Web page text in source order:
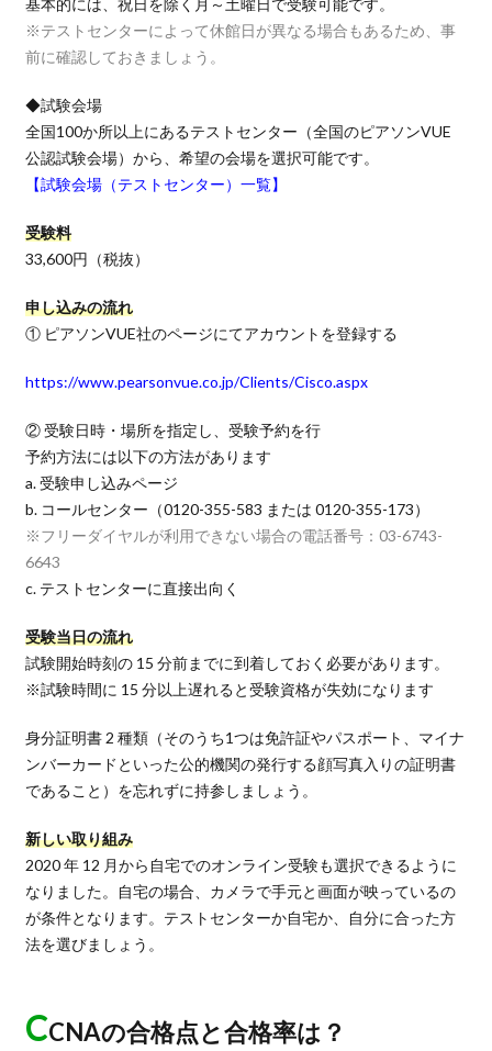
基本的には、祝日を除く月～土曜日で受験可能です。
※テストセンターによって休館日が異なる場合もあるため、事
前に確認しておきましょう。
◆試験会場
全国100か所以上にあるテストセンター（全国のピアソンVUE
公認試験会場）から、希望の会場を選択可能です。
【試験会場（テストセンター）一覧】
受験料
33,600円（税抜）
申し込みの流れ
① ピアソンVUE社のページにてアカウントを登録する
https://www.pearsonvue.co.jp/Clients/Cisco.aspx
② 受験日時・場所を指定し、受験予約を行
予約方法には以下の方法があります
a. 受験申し込みページ
b. コールセンター（0120-355-583 または 0120-355-173）
※フリーダイヤルが利用できない場合の電話番号：03-6743-
6643
c. テストセンターに直接出向く
受験当日の流れ
試験開始時刻の 15 分前までに到着しておく必要があります。
※試験時間に 15 分以上遅れると受験資格が失効になります
身分証明書 2 種類（そのうち1つは免許証やパスポート、マイナ
ンバーカードといった公的機関の発行する顔写真入りの証明書
であること）を忘れずに持参しましょう。
新しい取り組み
2020 年 12 月から自宅でのオンライン受験も選択できるように
なりました。自宅の場合、カメラで手元と画面が映っているの
が条件となります。テストセンターか自宅か、自分に合った方
法を選びましょう。
CCNAの合格点と合格率は？